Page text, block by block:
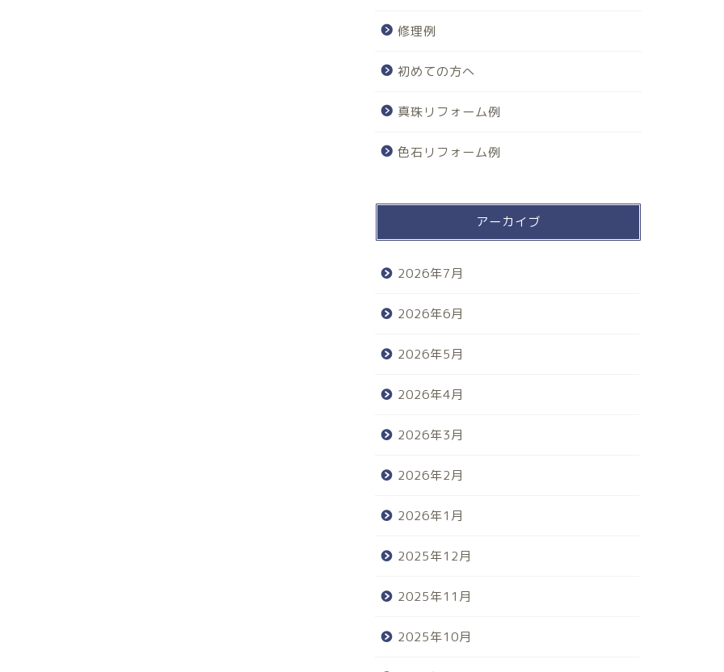
修理例
初めての方へ
真珠リフォーム例
色石リフォーム例
アーカイブ
2026年7月
2026年6月
2026年5月
2026年4月
2026年3月
2026年2月
2026年1月
2025年12月
2025年11月
2025年10月